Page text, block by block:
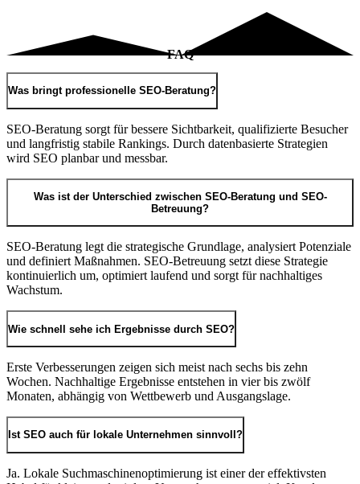
FAQ
Was bringt professionelle SEO-Beratung?
SEO-Beratung sorgt für bessere Sichtbarkeit, qualifizierte Besucher
und langfristig stabile Rankings. Durch datenbasierte Strategien
wird SEO planbar und messbar.
Was ist der Unterschied zwischen SEO-Beratung und SEO-
Betreuung?
SEO-Beratung legt die strategische Grundlage, analysiert Potenziale
und definiert Maßnahmen. SEO-Betreuung setzt diese Strategie
kontinuierlich um, optimiert laufend und sorgt für nachhaltiges
Wachstum.
Wie schnell sehe ich Ergebnisse durch SEO?
Erste Verbesserungen zeigen sich meist nach sechs bis zehn
Wochen. Nachhaltige Ergebnisse entstehen in vier bis zwölf
Monaten, abhängig von Wettbewerb und Ausgangslage.
Ist SEO auch für lokale Unternehmen sinnvoll?
Ja. Lokale Suchmaschinenoptimierung ist einer der effektivsten